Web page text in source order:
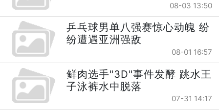
08-03 13:50
乒乓球男单八强赛惊心动魄 纷
纷遭遇亚洲强敌
08-01 16:57
鲜肉选手"3D"事件发酵 跳水王
子泳裤水中脱落
07-31 14:17